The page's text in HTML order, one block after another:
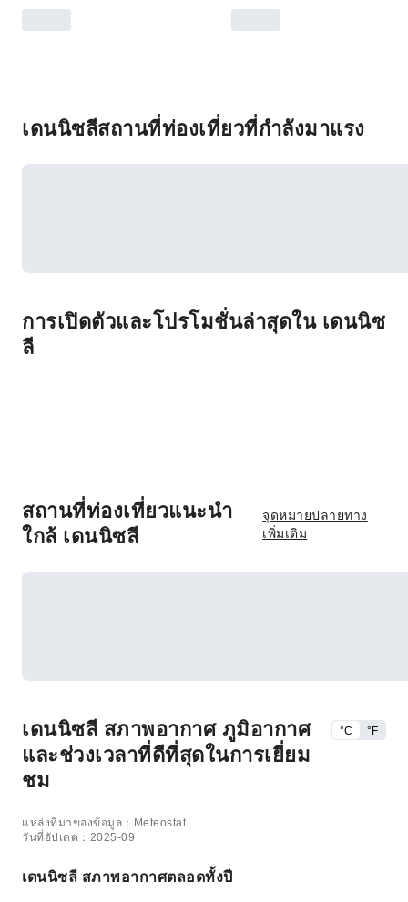
เดนนิซลีสถานที่ท่องเที่ยวที่กำลังมาแรง
การเปิดตัวและโปรโมชั่นล่าสุดใน เดนนิซ
ลี
สถานที่ท่องเที่ยวแนะนำ
ใกล้ เดนนิซลี
จุดหมายปลายทาง
เพิ่มเติม
เดนนิซลี สภาพอากาศ ภูมิอากาศ
และช่วงเวลาที่ดีที่สุดในการเยี่ยม
ชม
°C °F
แหล่งที่มาของข้อมูล：Meteostat
วันที่อัปเดต：2025-09
เดนนิซลี สภาพอากาศตลอดทั้งปี